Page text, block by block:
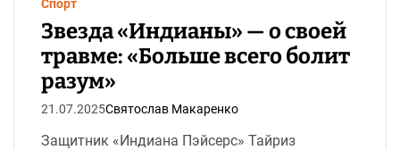
Спорт
Звезда «Индианы» — о своей
травме: «Больше всего болит
разум»
21.07.2025Святослав Макаренко
Защитник «Индиана Пэйсерс» Тайриз